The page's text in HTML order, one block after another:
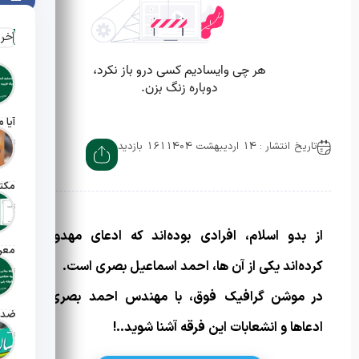
تاریخ
تاریخ
تاریخ
تاریخ
تاریخ انتشار : 14 اردیبهشت 1404 161 بازدید
از بدو اسلام، افرادی بوده‌اند که ادعای مهدویت
کرده‌اند یکی از آن ها، احمد اسماعیل بصری است.
در موشن گرافیک فوق، با مهندس احمد بصری و
ادعاها و انشعابات این فرقه آشنا شوید..!